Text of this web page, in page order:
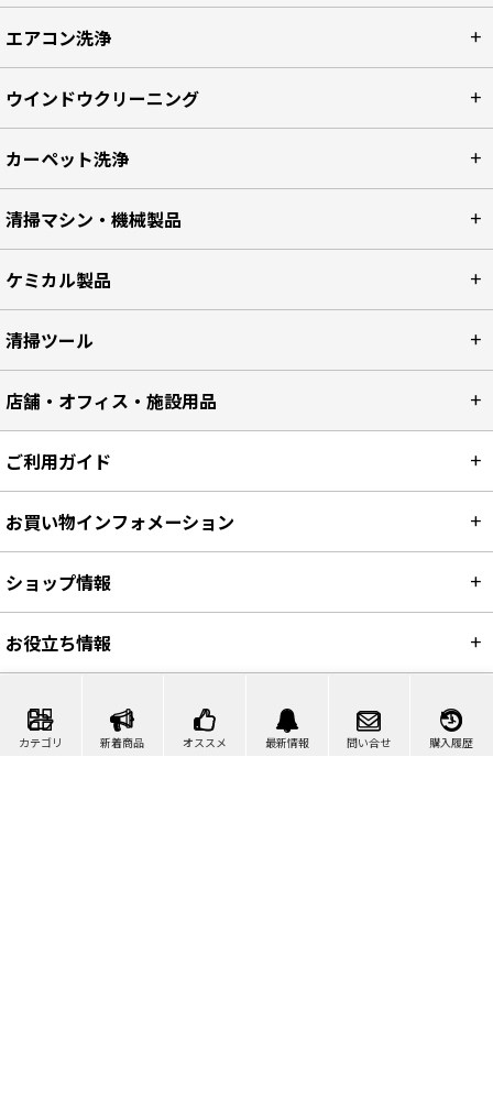
カテゴリ 新着商品 オススメ 最新情報 問い合せ 購入履歴
エアコン洗浄
ウインドウクリーニング
カーペット洗浄
清掃マシン・機械製品
ケミカル製品
清掃ツール
店舗・オフィス・施設用品
ご利用ガイド
お買い物インフォメーション
ショップ情報
お役立ち情報